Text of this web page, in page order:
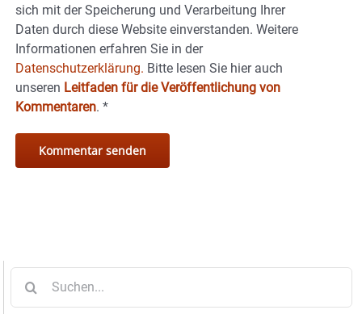
sich mit der Speicherung und Verarbeitung Ihrer
Daten durch diese Website einverstanden. Weitere
Informationen erfahren Sie in der
Datenschutzerklärung. Bitte lesen Sie hier auch
unseren Leitfaden für die Veröffentlichung von
Kommentaren. *
nach: